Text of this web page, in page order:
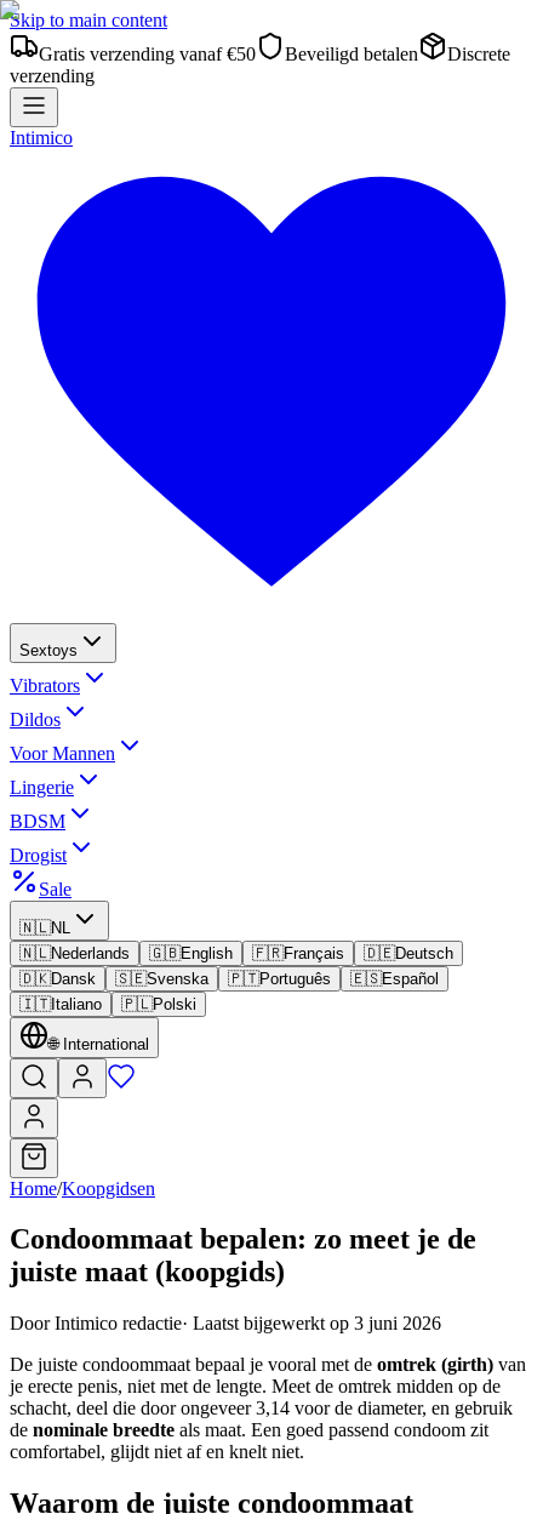
Skip to main content
Gratis verzending vanaf €50
Beveiligd betalen
Discrete
verzending
Intimico
Sextoys
Vibrators
Dildos
Voor Mannen
Lingerie
BDSM
Drogist
Sale
🇳🇱NL
🇳🇱Nederlands 🇬🇧English 🇫🇷Français 🇩🇪Deutsch
🇩🇰Dansk 🇸🇪Svenska 🇵🇹Português 🇪🇸Español
🇮🇹Italiano 🇵🇱Polski
🌐 International
Home/Koopgidsen
Condoommaat bepalen: zo meet je de
juiste maat (koopgids)
Door Intimico redactie· Laatst bijgewerkt op 3 juni 2026
De juiste condoommaat bepaal je vooral met de omtrek (girth) van
je erecte penis, niet met de lengte. Meet de omtrek midden op de
schacht, deel die door ongeveer 3,14 voor de diameter, en gebruik
de nominale breedte als maat. Een goed passend condoom zit
comfortabel, glijdt niet af en knelt niet.
Waarom de juiste condoommaat